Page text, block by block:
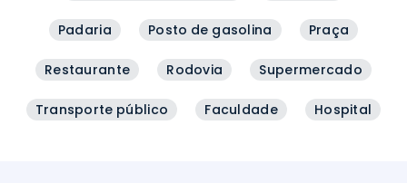
Padaria Posto de gasolina Praça
Restaurante Rodovia Supermercado
Transporte público Faculdade Hospital